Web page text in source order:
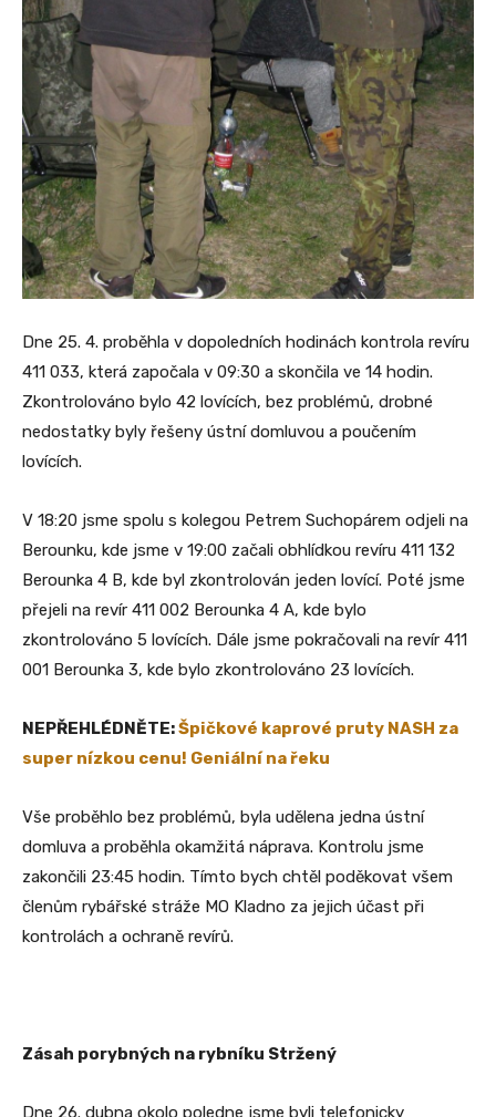
Dne 25. 4. proběhla v dopoledních hodinách kontrola revíru
411 033, která započala v 09:30 a skončila ve 14 hodin.
Zkontrolováno bylo 42 lovících, bez problémů, drobné
nedostatky byly řešeny ústní domluvou a poučením
lovících.
V 18:20 jsme spolu s kolegou Petrem Suchopárem odjeli na
Berounku, kde jsme v 19:00 začali obhlídkou revíru 411 132
Berounka 4 B, kde byl zkontrolován jeden lovící. Poté jsme
přejeli na revír 411 002 Berounka 4 A, kde bylo
zkontrolováno 5 lovících. Dále jsme pokračovali na revír 411
001 Berounka 3, kde bylo zkontrolováno 23 lovících.
NEPŘEHLÉDNĚTE:Špičkové kaprové pruty NASH za
super nízkou cenu! Geniální na řeku
Vše proběhlo bez problémů, byla udělena jedna ústní
domluva a proběhla okamžitá náprava. Kontrolu jsme
zakončili 23:45 hodin. Tímto bych chtěl poděkovat všem
členům rybářské stráže MO Kladno za jejich účast při
kontrolách a ochraně revírů.
Zásah porybných na rybníku Stržený
Dne 26. dubna okolo poledne jsme byli telefonicky